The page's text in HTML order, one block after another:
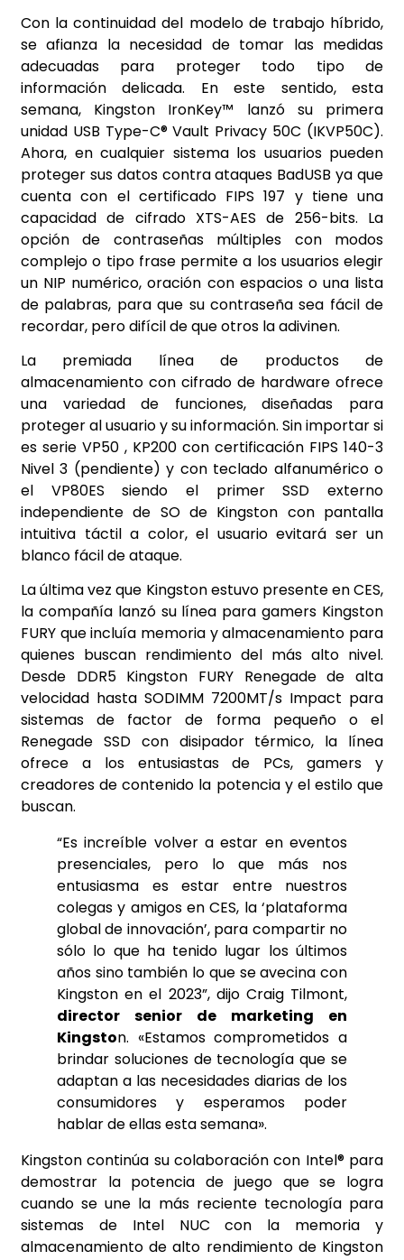
Con la continuidad del modelo de trabajo híbrido,
se afianza la necesidad de tomar las medidas
adecuadas para proteger todo tipo de
información delicada. En este sentido, esta
semana, Kingston IronKey™ lanzó su primera
unidad USB Type-C® Vault Privacy 50C (IKVP50C).
Ahora, en cualquier sistema los usuarios pueden
proteger sus datos contra ataques BadUSB ya que
cuenta con el certificado FIPS 197 y tiene una
capacidad de cifrado XTS-AES de 256-bits. La
opción de contraseñas múltiples con modos
complejo o tipo frase permite a los usuarios elegir
un NIP numérico, oración con espacios o una lista
de palabras, para que su contraseña sea fácil de
recordar, pero difícil de que otros la adivinen.
La premiada línea de productos de
almacenamiento con cifrado de hardware ofrece
una variedad de funciones, diseñadas para
proteger al usuario y su información. Sin importar si
es serie VP50 , KP200 con certificación FIPS 140-3
Nivel 3 (pendiente) y con teclado alfanumérico o
el VP80ES siendo el primer SSD externo
independiente de SO de Kingston con pantalla
intuitiva táctil a color, el usuario evitará ser un
blanco fácil de ataque.
La última vez que Kingston estuvo presente en CES,
la compañía lanzó su línea para gamers Kingston
FURY que incluía memoria y almacenamiento para
quienes buscan rendimiento del más alto nivel.
Desde DDR5 Kingston FURY Renegade de alta
velocidad hasta SODIMM 7200MT/s Impact para
sistemas de factor de forma pequeño o el
Renegade SSD con disipador térmico, la línea
ofrece a los entusiastas de PCs, gamers y
creadores de contenido la potencia y el estilo que
buscan.
“Es increíble volver a estar en eventos
presenciales, pero lo que más nos
entusiasma es estar entre nuestros
colegas y amigos en CES, la ‘plataforma
global de innovación’, para compartir no
sólo lo que ha tenido lugar los últimos
años sino también lo que se avecina con
Kingston en el 2023”, dijo Craig Tilmont,
director senior de marketing en
Kingston. «Estamos comprometidos a
brindar soluciones de tecnología que se
adaptan a las necesidades diarias de los
consumidores y esperamos poder
hablar de ellas esta semana».
Kingston continúa su colaboración con Intel® para
demostrar la potencia de juego que se logra
cuando se une la más reciente tecnología para
sistemas de Intel NUC con la memoria y
almacenamiento de alto rendimiento de Kingston